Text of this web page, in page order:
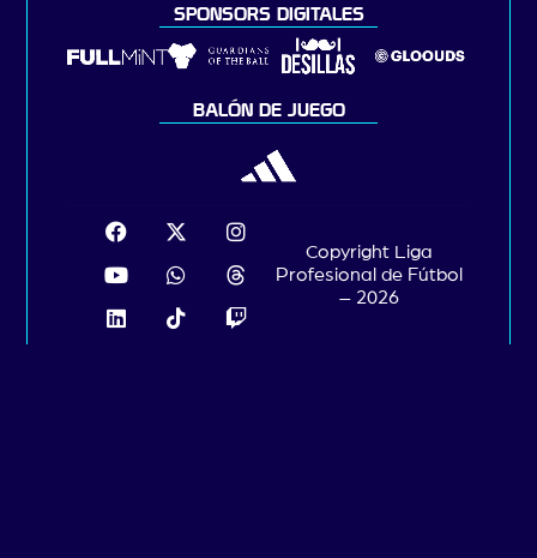
SPONSORS DIGITALES
BALÓN DE JUEGO
Copyright Liga
Profesional de Fútbol
– 2026